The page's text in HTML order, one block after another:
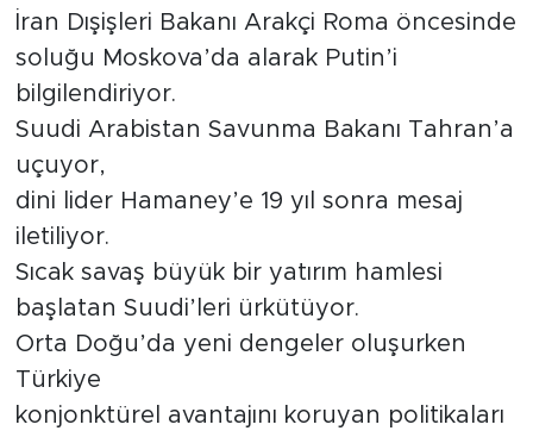
İran Dışişleri Bakanı Arakçi Roma öncesinde
soluğu Moskova’da alarak Putin’i
bilgilendiriyor.
Suudi Arabistan Savunma Bakanı Tahran’a
uçuyor,
dini lider Hamaney’e 19 yıl sonra mesaj
iletiliyor.
Sıcak savaş büyük bir yatırım hamlesi
başlatan Suudi’leri ürkütüyor.
Orta Doğu’da yeni dengeler oluşurken
Türkiye
konjonktürel avantajını koruyan politikaları